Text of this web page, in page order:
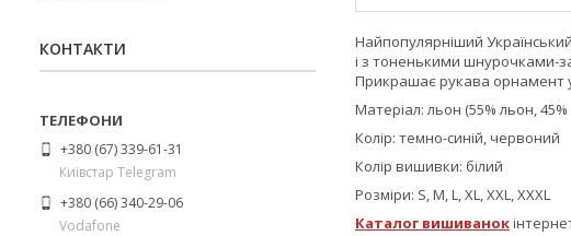
Найпопулярніший
і з тоненькими шнурочками-
Прикрашає рукава орнамент
Матеріал: льон (55% льон, 45%
Колір: темно-синій, червоний
Колір вишивки: білий
Розміри: S, M, L, XL, XXL, XXXL
Каталог вишиванок
КОНТАКТИ
+380 (67) 339-61-31
Київстар Telegram
+380 (66) 340-29-06
Vodafone